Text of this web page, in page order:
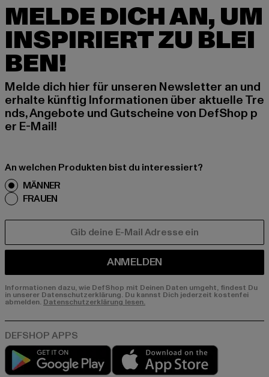
MELDE DICH AN, UM
INSPIRIERT ZU BLEI
BEN!
Melde dich hier für unseren Newsletter an und
erhalte künftig Informationen über aktuelle Tre
nds, Angebote und Gutscheine von DefShop p
er E-Mail!
An welchen Produkten bist du interessiert?
MÄNNER
FRAUEN
ANMELDEN
Informationen dazu, wie DefShop mit Deinen Daten umgeht, findest Du
in unserer Datenschutzerklärung. Du kannst Dich jederzeit kostenfei
abmelden. Datenschutzerklärung lesen.
Play market